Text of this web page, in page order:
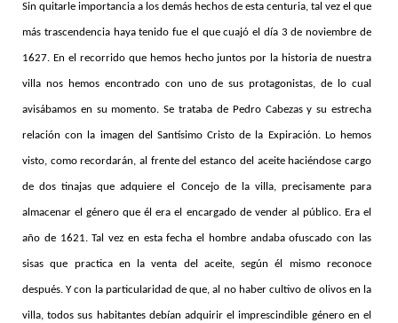
Sin quitarle importancia a los demás hechos de esta centuria, tal vez el que
más trascendencia haya tenido fue el que cuajó el día 3 de noviembre de
1627. En el recorrido que hemos hecho juntos por la historia de nuestra
villa nos hemos encontrado con uno de sus protagonistas, de lo cual
avisábamos en su momento. Se trataba de Pedro Cabezas y su estrecha
relación con la imagen del Santísimo Cristo de la Expiración. Lo hemos
visto, como recordarán, al frente del estanco del aceite haciéndose cargo
de dos tinajas que adquiere el Concejo de la villa, precisamente para
almacenar el género que él era el encargado de vender al público. Era el
año de 1621. Tal vez en esta fecha el hombre andaba ofuscado con las
sisas que practica en la venta del aceite, según él mismo reconoce
después. Y con la particularidad de que, al no haber cultivo de olivos en la
villa, todos sus habitantes debían adquirir el imprescindible género en el